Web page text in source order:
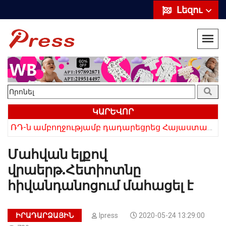
Լեզու
ԿԱՐԵՎՈՐ
ՌԴ-ն ամբողջությամբ դադարեցրեց Հայաստանից ծիրանի ներմուծումը
Մահվան ելքով
վրաերթ.Հետիոտնը
հիվանդանոցում մահացել է
ԻՐԱԴԱՐՁԱՅԻՆ Ipress
2020-05-24 13:29:00